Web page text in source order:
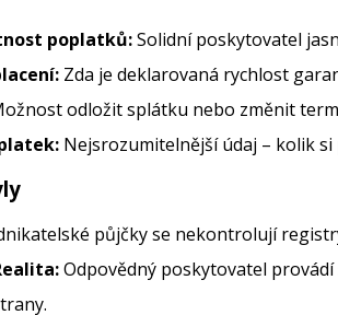
poplatků:Solidní poskytovatel
Zda je deklarovaná rychlost
odložit splátku nebo změnit
Nejsrozumitelnější údaj – kolik
půjčky se nekontrolují
Odpovědný poskytovatel